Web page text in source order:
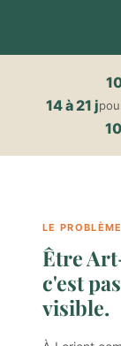
14 à 21 j
LE PROBLÈME
Être
c'est
visible.